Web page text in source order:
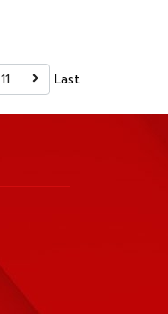
11 Last